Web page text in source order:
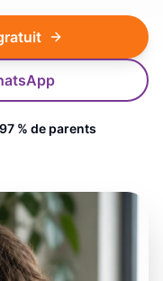
% de parents